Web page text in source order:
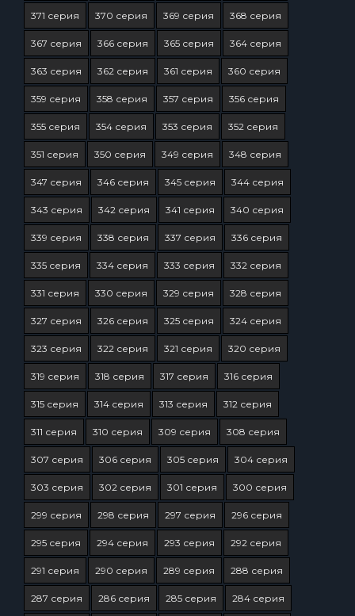
371 серия 370 серия 369 серия 368 серия
367 серия 366 серия 365 серия 364 серия
363 серия 362 серия 361 серия 360 серия
359 серия 358 серия 357 серия 356 серия
355 серия 354 серия 353 серия 352 серия
351 серия 350 серия 349 серия 348 серия
347 серия 346 серия 345 серия 344 серия
343 серия 342 серия 341 серия 340 серия
339 серия 338 серия 337 серия 336 серия
335 серия 334 серия 333 серия 332 серия
331 серия 330 серия 329 серия 328 серия
327 серия 326 серия 325 серия 324 серия
323 серия 322 серия 321 серия 320 серия
319 серия 318 серия 317 серия 316 серия
315 серия 314 серия 313 серия 312 серия
311 серия 310 серия 309 серия 308 серия
307 серия 306 серия 305 серия 304 серия
303 серия 302 серия 301 серия 300 серия
299 серия 298 серия 297 серия 296 серия
295 серия 294 серия 293 серия 292 серия
291 серия 290 серия 289 серия 288 серия
287 серия 286 серия 285 серия 284 серия